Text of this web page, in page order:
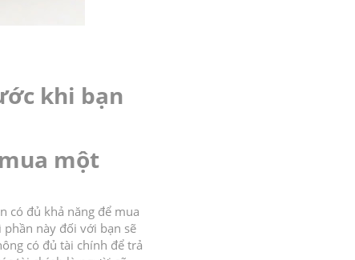
khi bạn
một
có đủ khả năng để mua
này đối với bạn sẽ
có đủ tài chính để trả